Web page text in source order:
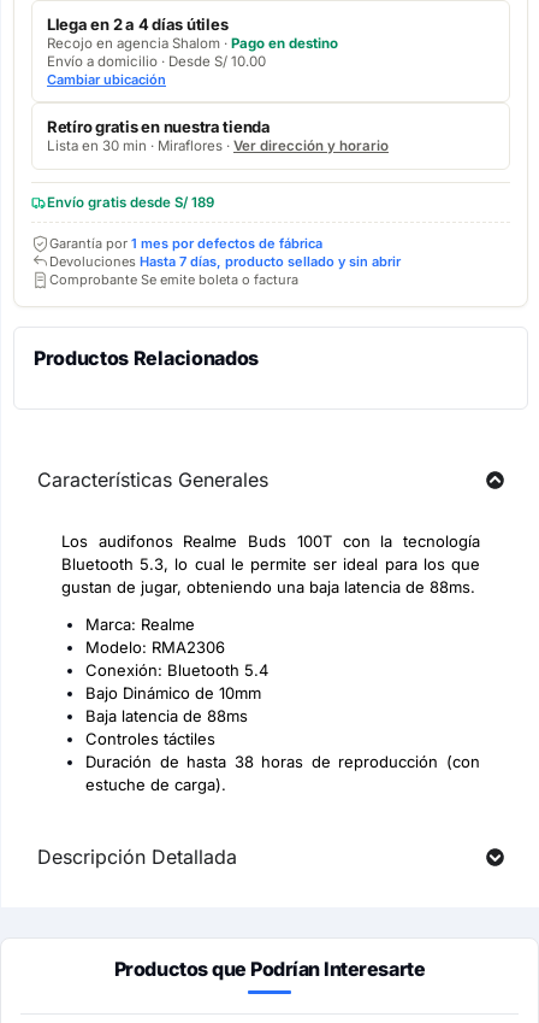
Llega en 2 a 4 días útiles
Recojo en agencia Shalom · Pago en destino
Envío a domicilio · Desde S/ 10.00
Cambiar ubicación
Retíro gratis en nuestra tienda
Lista en 30 min · Miraflores · Ver dirección y horario
Envío gratis desde S/ 189
Garantía por 1 mes por defectos de fábrica
Devoluciones Hasta 7 días, producto sellado y sin abrir
Comprobante Se emite boleta o factura
Productos Relacionados
Características Generales
Los audifonos Realme Buds 100T con la tecnología
Bluetooth 5.3, lo cual le permite ser ideal para los que
gustan de jugar, obteniendo una baja latencia de 88ms.
Marca: Realme
Modelo: RMA2306
Conexión: Bluetooth 5.4
Bajo Dinámico de 10mm
Baja latencia de 88ms
Controles táctiles
Duración de hasta 38 horas de reproducción (con
estuche de carga).
Descripción Detallada
Productos que Podrían Interesarte